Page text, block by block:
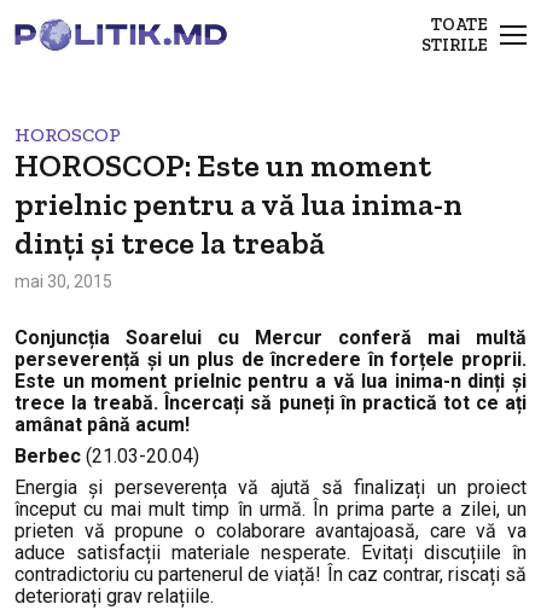
TOATE
STIRILE
HOROSCOP
HOROSCOP: Este un moment
prielnic pentru a vă lua inima-n
dinți și trece la treabă
mai 30, 2015
Conjuncția Soarelui cu Mercur conferă mai multă
perseverență și un plus de încredere în forțele proprii.
Este un moment prielnic pentru a vă lua inima-n dinți și
trece la treabă. Încercați să puneți în practică tot ce ați
amânat până acum!
Berbec (21.03-20.04)
Energia și perseverența vă ajută să finalizați un proiect
început cu mai mult timp în urmă. În prima parte a zilei, un
prieten vă propune o colaborare avantajoasă, care vă va
aduce satisfacții materiale nesperate. Evitați discuțiile în
contradictoriu cu partenerul de viață! În caz contrar, riscați să
deteriorați grav relațiile.